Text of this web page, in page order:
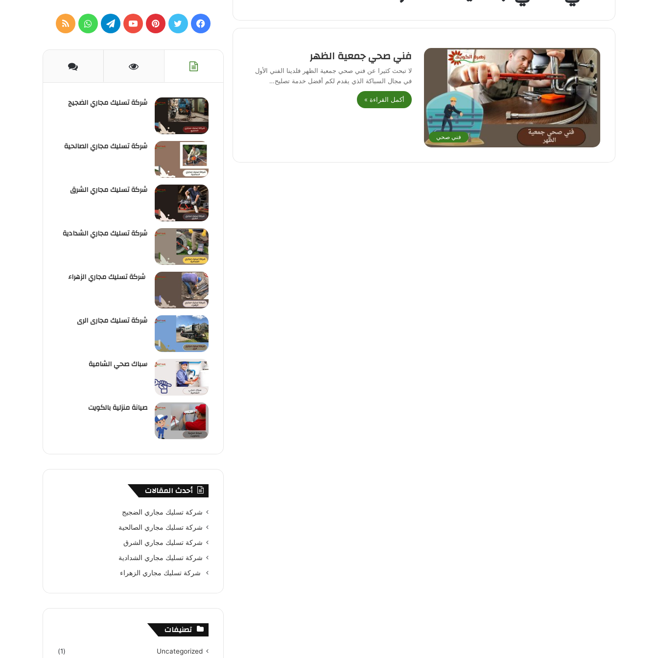
فني صحي
فني صحي جمعية الظهر
لا تبحث كثيرا عن فني صحي جمعية الظهر فلدينا الفني الأول
في مجال السباكة الذي يقدم لكم أفضل خدمة تصليح…
أكمل القراءة »
فيسبوكتويتر بينتيريستيوتيوبتيلقرامواتسابملخص
شركة تسليك مجاري الضجيج
شركة تسليك مجاري الصالحية
شركة تسليك مجاري الشرق
شركة تسليك مجاري الشدادية
شركة تسليك مجاري الزهراء
شركة تسليك مجارى الرى
سباك صحي الشامية
صيانة منزلية بالكويت
أحدث المقالات
شركة تسليك مجاري الضجيج
شركة تسليك مجاري الصالحية
شركة تسليك مجاري الشرق
شركة تسليك مجاري الشدادية
شركة تسليك مجاري الزهراء
تصنيفات
Uncategorized
(1)